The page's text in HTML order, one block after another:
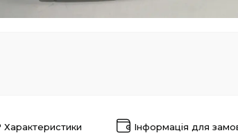
Характеристики Інформація для